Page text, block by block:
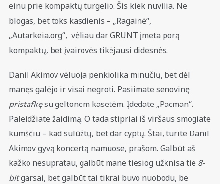
einu prie kompaktų turgelio. Šis kiek nuvilia. Ne
blogas, bet toks kasdienis – „Ragainė“,
„Autarkeia.org“, vėliau dar GRUNT įmeta porą
kompaktų, bet įvairovės tikėjausi didesnės.
Danil Akimov vėluoja penkiolika minučių, bet dėl
manęs galėjo ir visai negroti. Pasiimate senovinę
pristafkęsu geltonom kasetėm. Įdedate „Pacman“.
Paleidžiate žaidimą. O tada stipriai iš viršaus smogiate
kumščiu – kad sulūžtų, bet dar cyptų. Štai, turite Danil
Akimov gyvą koncertą namuose, prašom. Galbūt aš
kažko nesupratau, galbūt mane tiesiog užknisa tie 8-
bitgarsai, bet galbūt tai tikrai buvo nuobodu, be